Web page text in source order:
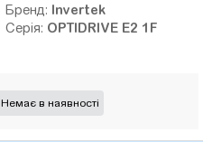
Бренд: Invertek
Серія: OPTIDRIVE E2 1F
Немає в наявності